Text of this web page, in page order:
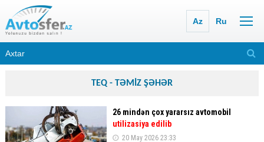
Az Ru
TEQ - TƏMİZ ŞƏHƏR
26 mindən çox yararsız avtomobil
utilizasiya edilib
20 May 2026 23:33